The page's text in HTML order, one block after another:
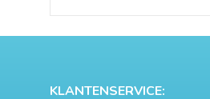
KLANTENSERVICE: